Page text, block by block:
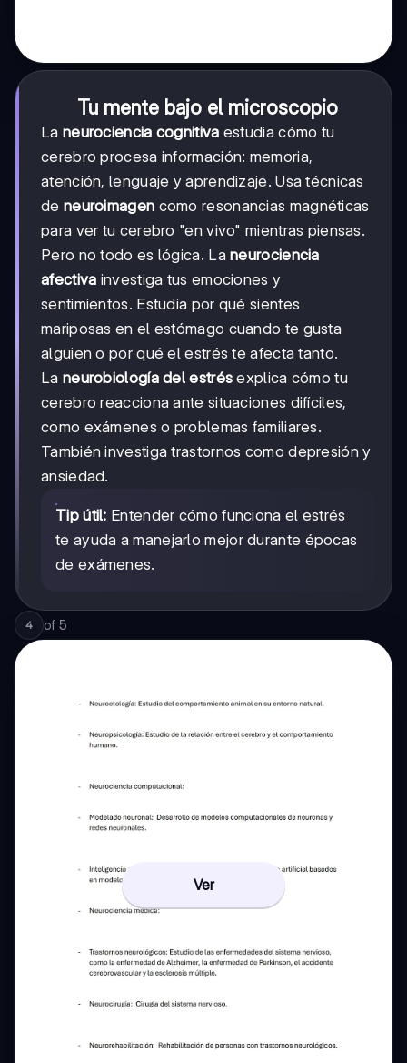
Tu mente bajo el microscopio
La neurociencia cognitiva estudia cómo tu
cerebro procesa información: memoria,
atención, lenguaje y aprendizaje. Usa técnicas
de neuroimagen como resonancias magnéticas
para ver tu cerebro "en vivo" mientras piensas.
Pero no todo es lógica. Laneurociencia
afectiva investiga tus emociones y
sentimientos. Estudia por qué sientes
mariposas en el estómago cuando te gusta
alguien o por qué el estrés te afecta tanto.
La neurobiología del estrés explica cómo tu
cerebro reacciona ante situaciones difíciles,
como exámenes o problemas familiares.
También investiga trastornos como depresión y
ansiedad.
Tip útil: Entender cómo funciona el estrés
te ayuda a manejarlo mejor durante épocas
de exámenes.
4 of 5
Ver